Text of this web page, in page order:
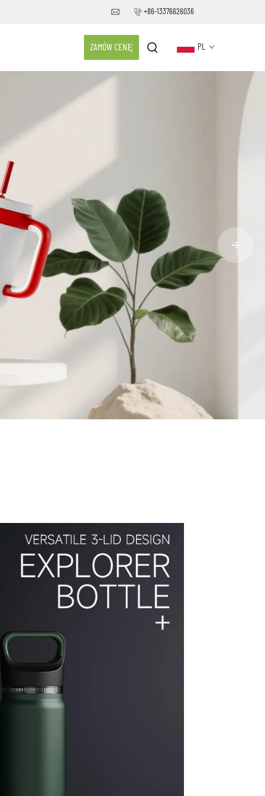
+86-13376626036
ZAMÓW CENĘ PL
Wąski
24 godziny i
pokryw: z rurką
ułatwiającymi
z picia do